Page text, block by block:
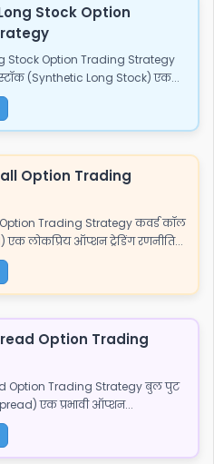
Stock Option
Stock Option Trading Strategy
(Synthetic Long Stock) एक...
Option Trading
Trading Strategy कवर्ड कॉल
लोकप्रिय ऑप्शन ट्रेडिंग रणनीति...
Option Trading
Option Trading Strategy बुल पुट
एक प्रभावी ऑप्शन...